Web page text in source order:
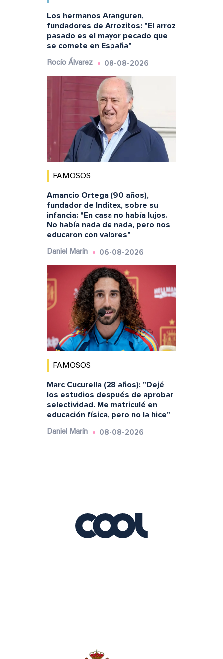
Los hermanos Aranguren,
fundadores de Arrozitos: "El arroz
pasado es el mayor pecado que
se comete en España"
Rocío Álvarez 08-08-2026
FAMOSOS
Amancio Ortega (90 años),
fundador de Inditex, sobre su
infancia: "En casa no había lujos.
No había nada de nada, pero nos
educaron con valores"
Daniel Marín 06-08-2026
FAMOSOS
Marc Cucurella (28 años): "Dejé
los estudios después de aprobar
selectividad. Me matriculé en
educación física, pero no la hice"
Daniel Marín 08-08-2026